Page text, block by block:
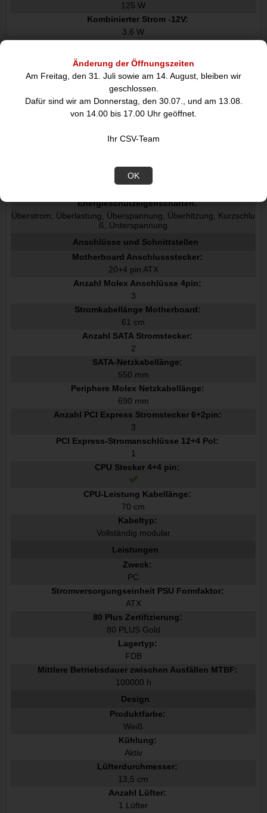
Änderung der Öffnungszeiten
Am Freitag, den 31. Juli sowie am 14. August, bleiben wir
geschlossen.
Dafür sind wir am Donnerstag, den 30.07., und am 13.08.
von 14.00 bis 17.00 Uhr geöffnet.
Ihr CSV-Team
OK
125 W
Kombinierter Strom -12V:
3,6 W
15 W
Max. Ausgangsstrom +3.3V:
25 A
Max. Ausgangsstrom +12V:
83 A
25 A
Max. Ausgangsstrom +5Vsb:
Energieschutzeigenschaften:
Überstrom, Überlastung, Überspannung, Überhitzung, Kurzschlu
ß, Unterspannung
Anschlüsse und Schnittstellen
Motherboard Anschlussstecker:
20+4 pin ATX
Anzahl Molex Anschlüsse 4pin:
3
Stromkabellänge Motherboard:
61 cm
Anzahl SATA Stromstecker:
2
SATA-Netzkabellänge:
550 mm
Periphere Molex Netzkabellänge:
690 mm
Anzahl PCI Express Stromstecker 6+2pin:
3
PCI Express-Stromanschlüsse 12+4 Pol:
1
CPU Stecker 4+4 pin:
CPU-Leistung Kabellänge:
70 cm
Kabeltyp:
Vollständig modular
Leistungen
Zweck:
PC
Stromversorgungseinheit PSU Formfaktor:
ATX
80 Plus Zertifizierung:
80 PLUS Gold
Lagertyp:
FDB
Mittlere Betriebsdauer zwischen Ausfällen MTBF:
100000 h
Design
Produktfarbe:
Weiß
Kühlung:
Aktiv
Lüfterdurchmesser:
13,5 cm
Anzahl Lüfter:
1 Lüfter